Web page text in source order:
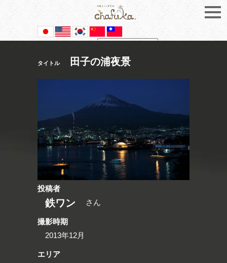
Powered by
タイトル 田子の浦夜景
投稿者
鉄ワン さん
撮影時期
2013年12月
エリア